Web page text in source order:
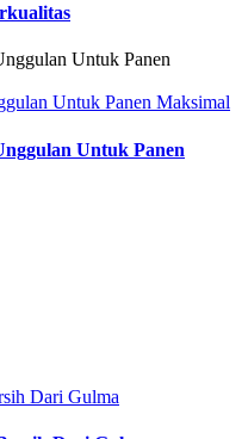
Untuk Panen Maksimal
Untuk Panen
Dari Gulma